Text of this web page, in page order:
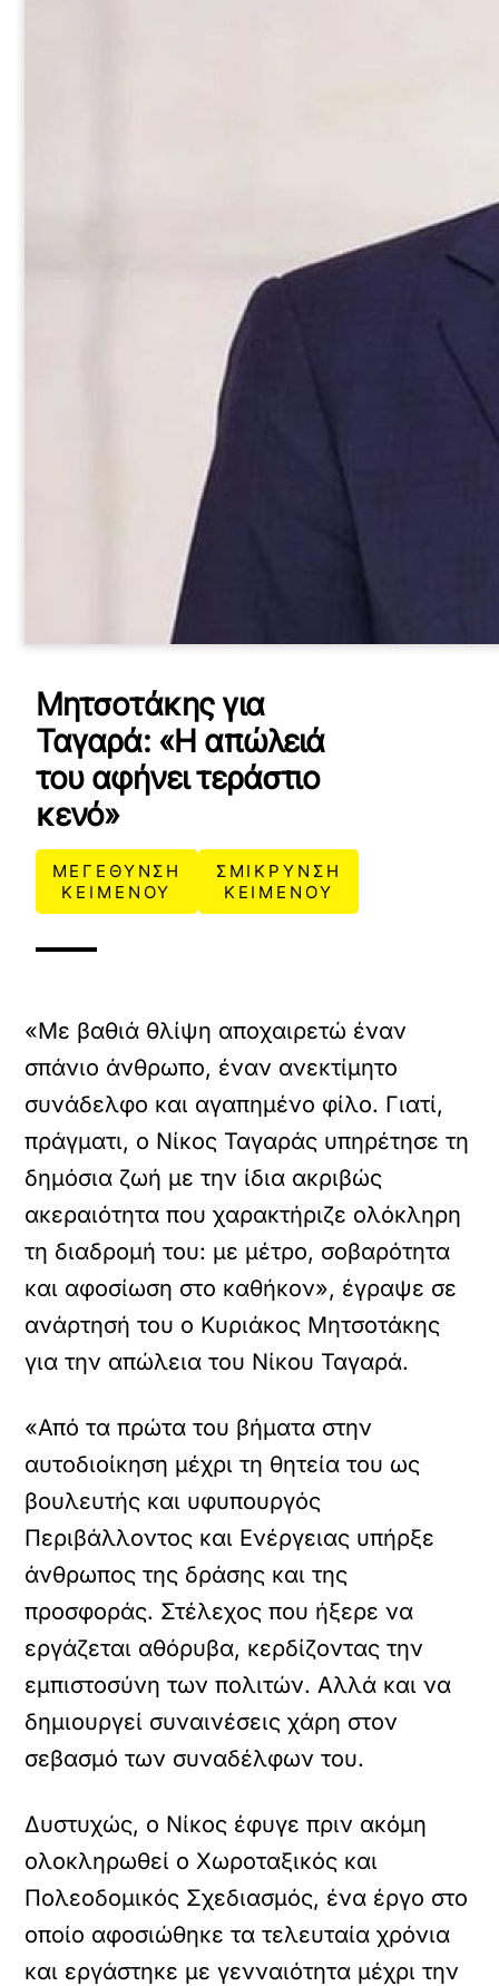
Μητσοτάκης για
Ταγαρά: «Η απώλειά
του αφήνει τεράστιο
κενό»
ΜΕΓΕΘΥΝΣΗ
ΚΕΙΜΕΝΟΥ
ΣΜΙΚΡΥΝΣΗ
ΚΕΙΜΕΝΟΥ
«Με βαθιά θλίψη αποχαιρετώ έναν
σπάνιο άνθρωπο, έναν ανεκτίμητο
συνάδελφο και αγαπημένο φίλο. Γιατί,
πράγματι, ο Νίκος Ταγαράς υπηρέτησε τη
δημόσια ζωή με την ίδια ακριβώς
ακεραιότητα που χαρακτήριζε ολόκληρη
τη διαδρομή του: με μέτρο, σοβαρότητα
και αφοσίωση στο καθήκον», έγραψε σε
ανάρτησή του ο Κυριάκος Μητσοτάκης
για την απώλεια του Νίκου Ταγαρά.
«Από τα πρώτα του βήματα στην
αυτοδιοίκηση μέχρι τη θητεία του ως
βουλευτής και υφυπουργός
Περιβάλλοντος και Ενέργειας υπήρξε
άνθρωπος της δράσης και της
προσφοράς. Στέλεχος που ήξερε να
εργάζεται αθόρυβα, κερδίζοντας την
εμπιστοσύνη των πολιτών. Αλλά και να
δημιουργεί συναινέσεις χάρη στον
σεβασμό των συναδέλφων του.
Δυστυχώς, ο Νίκος έφυγε πριν ακόμη
ολοκληρωθεί ο Χωροταξικός και
Πολεοδομικός Σχεδιασμός, ένα έργο στο
οποίο αφοσιώθηκε τα τελευταία χρόνια
και εργάστηκε με γενναιότητα μέχρι την